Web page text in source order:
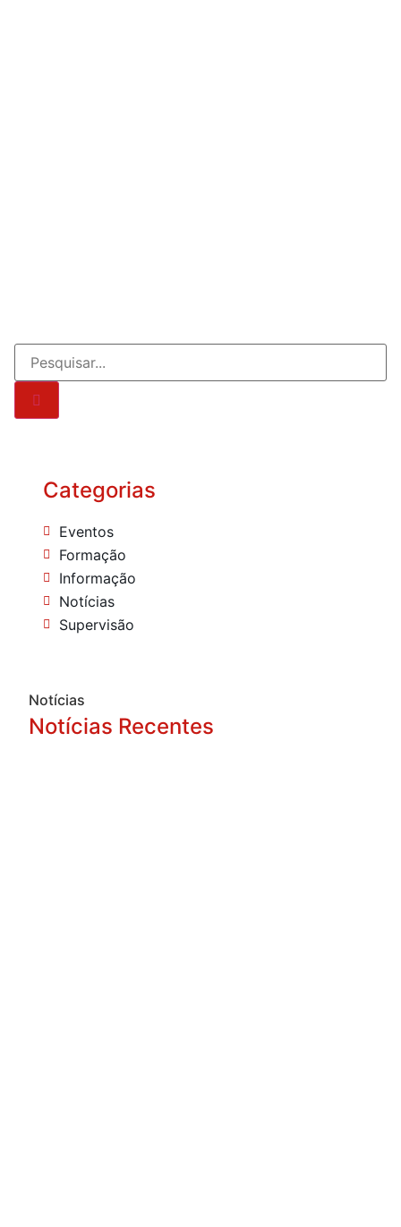
Categorias
Eventos
Formação
Informação
Notícias
Supervisão
Notícias
Notícias Recentes